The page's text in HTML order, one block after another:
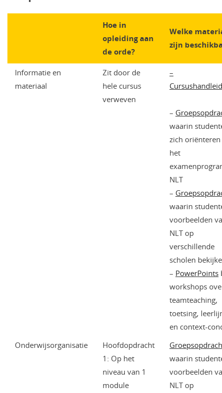
Hoe in
opleiding aan
de orde?
Welke
zijn
Informatie en
materiaal
Zit door de
hele cursus
verweven
–
–
waarin
zich
het
NLT
–
waarin
voorbeelden
NLT op
verschillende
scholen
– PowerPoints
workshops
teamteaching,
toetsing,
en context-
Onderwijsorganisatie
Hoofdopdracht
1: Op het
niveau van 1
module
waarin
voorbeelden
NLT op